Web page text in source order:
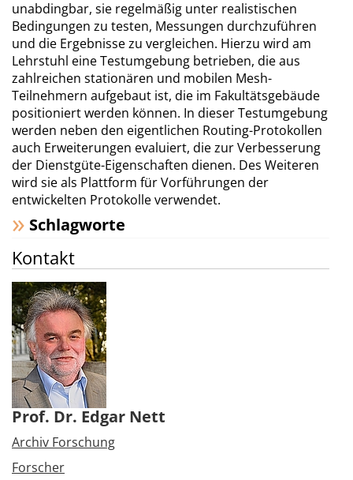
unabdingbar, sie regelmäßig unter realistischen
Bedingungen zu testen, Messungen durchzuführen
und die Ergebnisse zu vergleichen. Hierzu wird am
Lehrstuhl eine Testumgebung betrieben, die aus
zahlreichen stationären und mobilen Mesh-
Teilnehmern aufgebaut ist, die im Fakultätsgebäude
positioniert werden können. In dieser Testumgebung
werden neben den eigentlichen Routing-Protokollen
auch Erweiterungen evaluiert, die zur Verbesserung
der Dienstgüte-Eigenschaften dienen. Des Weiteren
wird sie als Plattform für Vorführungen der
entwickelten Protokolle verwendet.
Schlagworte
Kontakt
Prof. Dr. Edgar Nett
Archiv Forschung
Forscher